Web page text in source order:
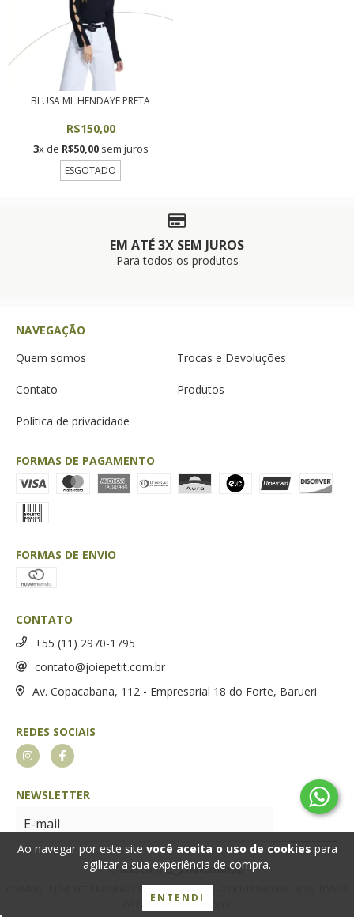
Ao navegar por este site você aceita o uso de cookies para
agilizar a sua experiência de compra.
ENTENDI
BLUSA ML HENDAYE PRETA
R$150,00
3x de R$50,00sem juros
ESGOTADO
EM ATÉ 3X SEM JUROS
Para todos os produtos
NAVEGAÇÃO
Quem somos
Trocas e Devoluções
Contato Produtos
Política de privacidade
FORMAS DE PAGAMENTO
FORMAS DE ENVIO
CONTATO
+55 (11) 2970-1795
contato@joiepetit.com.br
Av. Copacabana, 112 - Empresarial 18 do Forte, Barueri
REDES SOCIAIS
NEWSLETTER